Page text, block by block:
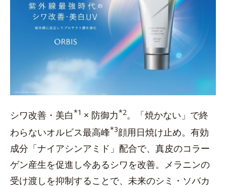
シワ改善・美白*1 × 防御力*2。「焼かない」で終
わらないオルビス最高峰*3顔用日焼け止め。有効
成分「ナイアシンアミド」配合で、真皮のコラー
ゲン産生を促進し今あるシワを改善。メラニンの
受け渡しを抑制することで、未来のシミ・ソバカ